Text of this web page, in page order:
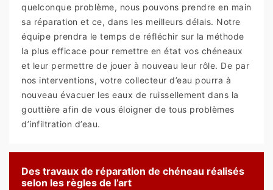
quelconque problème, nous pouvons prendre en main
sa réparation et ce, dans les meilleurs délais. Notre
équipe prendra le temps de réfléchir sur la méthode
la plus efficace pour remettre en état vos chéneaux
et leur permettre de jouer à nouveau leur rôle. De par
nos interventions, votre collecteur d’eau pourra à
nouveau évacuer les eaux de ruissellement dans la
gouttière afin de vous éloigner de tous problèmes
d’infiltration d’eau.
Des travaux de réparation de chéneau réalisés
selon les règles de l’art